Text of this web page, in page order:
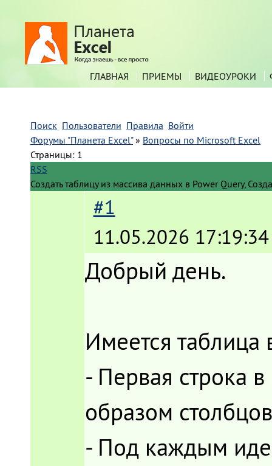
ГЛАВНАЯ ПРИЕМЫ ВИДЕОУРОКИ
Поиск Пользователи Правила Войти
Форумы "Планета Excel" » Вопросы по Microsoft Excel
Страницы: 1
RSS
Создать таблицу из массива данных в Power Query,
#1
11.05.2026 17:19:34
Добрый день.
Имеется таблица
- Первая строка
образом
- Под каждым